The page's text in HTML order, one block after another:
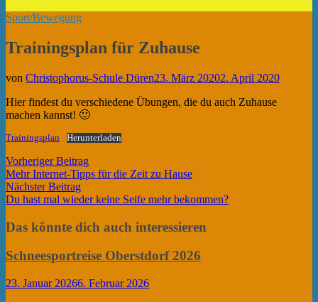
Sport/Bewegung
Trainingsplan für Zuhause
von Christophorus-Schule Düren23. März 20202. April 2020
Hier findest du verschiedene Übungen, die du auch Zuhause
machen kannst! 🙂
Trainingsplan Herunterladen
Beitragsnavigation
Vorheriger BeitragVorheriger
Beitrag:
Mehr Internet-Tipps für die Zeit zu Hause
Nächster BeitragNächster
Beitrag:
Du hast mal wieder keine Seife mehr bekommen?
Das könnte dich auch interessieren
Schneesportreise Oberstdorf 2026
23. Januar 20266. Februar 2026